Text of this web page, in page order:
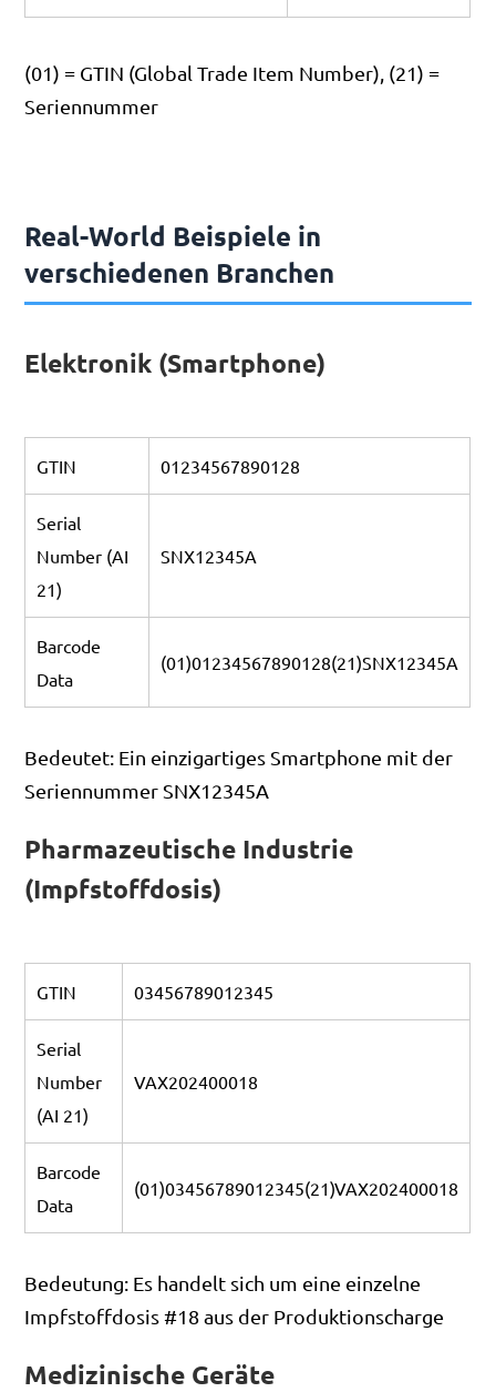
(01) = GTIN (Global Trade Item Number), (21) =
Seriennummer
Real-World Beispiele in
verschiedenen Branchen
Elektronik (Smartphone)
GTIN 01234567890128
Serial
Number (AI
21)
SNX12345A
Barcode
Data
(01)01234567890128(21)SNX12345A
Bedeutet: Ein einzigartiges Smartphone mit der
Seriennummer SNX12345A
Pharmazeutische Industrie
(Impfstoffdosis)
GTIN 03456789012345
Serial
Number
(AI 21)
VAX202400018
Barcode
Data
(01)03456789012345(21)VAX202400018
Bedeutung: Es handelt sich um eine einzelne
Impfstoffdosis #18 aus der Produktionscharge
Medizinische Geräte